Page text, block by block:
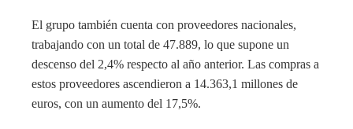
El grupo también cuenta con proveedores nacionales,
trabajando con un total de 47.889, lo que supone un
descenso del 2,4% respecto al año anterior. Las compras a
estos proveedores ascendieron a 14.363,1 millones de
euros, con un aumento del 17,5%.